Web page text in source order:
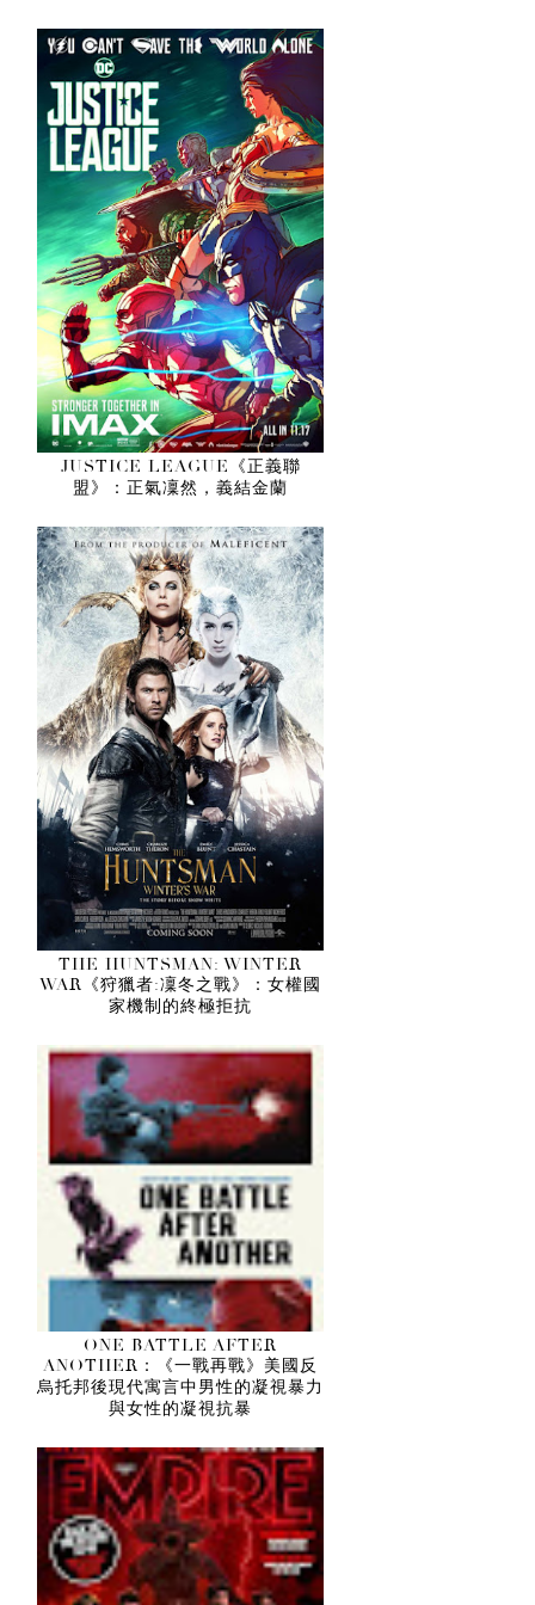
JUSTICE LEAGUE《正義聯
盟》：正氣凜然，義結金蘭
THE HUNTSMAN: WINTER
WAR《狩獵者:凜冬之戰》：女權國
家機制的終極拒抗
ONE BATTLE AFTER
ANOTHER：《一戰再戰》美國反
烏托邦後現代寓言中男性的凝視暴力
與女性的凝視抗暴